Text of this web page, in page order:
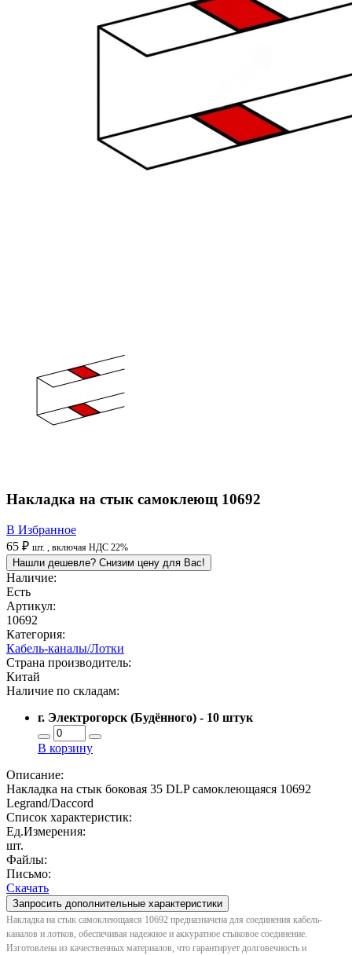
Накладка на стык самоклеющ 10692
В Избранное
65 ₽ шт. , включая НДС 22%
Нашли дешевле? Снизим цену для Вас!
Наличие:
Есть
Артикул:
10692
Категория:
Кабель-каналы/Лотки
Страна производитель:
Китай
Наличие по складам:
г. Электрогорск (Будённого) - 10 штук
В корзину
Описание:
Накладка на стык боковая 35 DLP самоклеющаяся 10692
Legrand/Daccord
Список характеристик:
Ед.Измерения:
шт.
Файлы:
Письмо:
Скачать
Запросить дополнительные характеристики
Накладка на стык самоклеющаяся 10692 предназначена для соединения кабель-
каналов и лотков, обеспечивая надежное и аккуратное стыковое соединение.
Изготовлена из качественных материалов, что гарантирует долговечность и